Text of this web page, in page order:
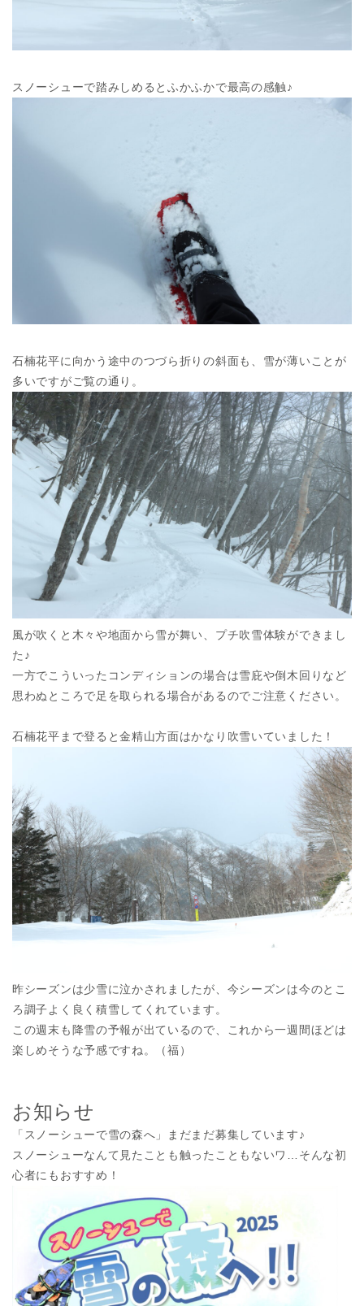
スノーシューで踏みしめるとふかふかで最高の感触♪
石楠花平に向かう途中のつづら折りの斜面も、雪が薄いことが
多いですがご覧の通り。
風が吹くと木々や地面から雪が舞い、プチ吹雪体験ができまし
た♪
一方でこういったコンディションの場合は雪庇や倒木回りなど
思わぬところで足を取られる場合があるのでご注意ください。
石楠花平まで登ると金精山方面はかなり吹雪いていました！
昨シーズンは少雪に泣かされましたが、今シーズンは今のとこ
ろ調子よく良く積雪してくれています。
この週末も降雪の予報が出ているので、これから一週間ほどは
楽しめそうな予感ですね。（福）
お知らせ
「スノーシューで雪の森へ」まだまだ募集しています♪
スノーシューなんて見たことも触ったこともないワ…そんな初
心者にもおすすめ！